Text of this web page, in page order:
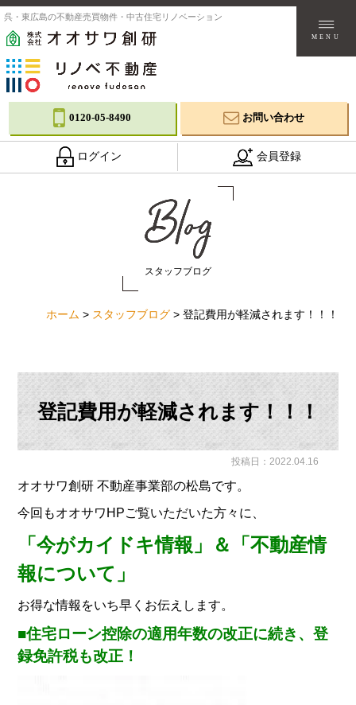
呉・東広島の不動産売買物件・中古住宅リノベーション
MENU
0120-05-8490 お問い合わせ
ログイン 会員登録
スタッフブログ
ホーム > スタッフブログ> 登記費用が軽減されます！！！
登記費用が軽減されます！！！
投稿日：2022.04.16
オオサワ創研 不動産事業部の松島です。
今回もオオサワHPご覧いただいた方々に、
「今がカイドキ情報」＆「不動産情
報について 」
お得な情報をいち早くお伝えします。
■住宅ローン控除の適用年数の改正に続き、登
録免許税も改正！